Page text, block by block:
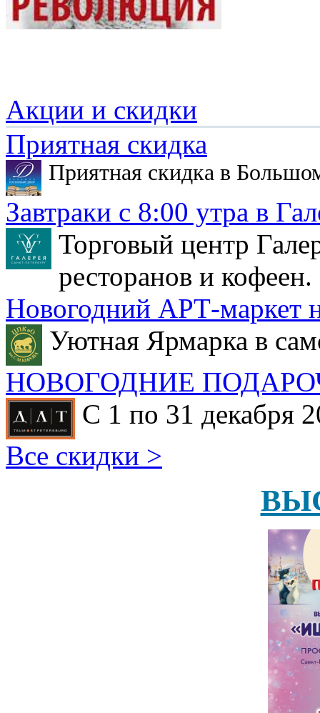
Акции и скидки
Приятная скидка
Приятная скидка в
Завтраки с 8:00 утра в
Торговый центр
ресторанов и кофеен.
Новогодний АРТ-маркет
Уютная Ярмарка в
НОВОГОДНИЕ
С 1 по 31 декабря
Все скидки >